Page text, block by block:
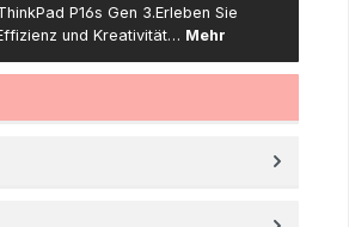
P16s Gen 3.Erleben Sie
und Kreativität… Mehr